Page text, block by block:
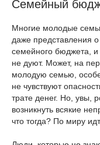
Семейный
Многие молодые
даже представления
семейного бюджета, и
не дуют. Может, на
молодую семью,
не чувствуют
трате денег. Но, увы,
возникнуть всякие
что тогда? По миру